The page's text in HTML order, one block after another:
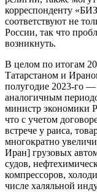
корреспонденту
соответствуют не
России, так что
возникнуть.
В целом по итогам
Татарстаном и
полугодие 2023-го
аналогичным
министр экономики
что с учетом
встрече у раиса,
многократно
Иран] грузовых
судов,
компрессоров,
числе халяльной